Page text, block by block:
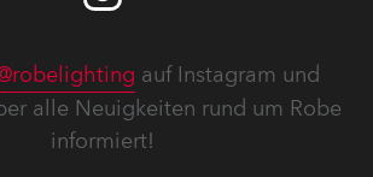
auf Instagram und
alle Neuigkeiten rund um Robe
informiert!